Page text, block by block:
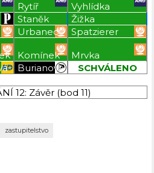
Rytíř
Vyhlídka
Staněk
Žižka
Urbanec
Spatzierer
Komínek
Mrvka
Burianová
SCHVÁLENO
12: Závěr (bod 11)
zastupitelstvo